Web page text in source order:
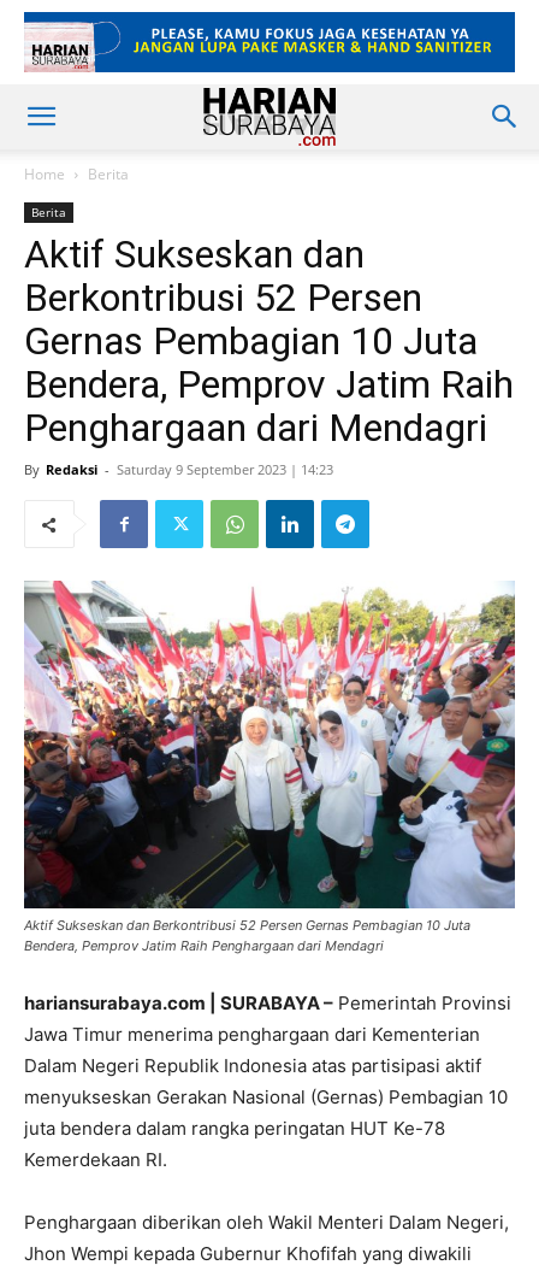
Home Berita
Berita
Aktif Sukseskan dan
Berkontribusi 52 Persen
Gernas Pembagian 10 Juta
Bendera, Pemprov Jatim Raih
Penghargaan dari Mendagri
By Redaksi - Saturday 9 September 2023 | 14:23
Aktif Sukseskan dan Berkontribusi 52 Persen Gernas Pembagian 10 Juta
Bendera, Pemprov Jatim Raih Penghargaan dari Mendagri
hariansurabaya.com | SURABAYA – Pemerintah Provinsi
Jawa Timur menerima penghargaan dari Kementerian
Dalam Negeri Republik Indonesia atas partisipasi aktif
menyukseskan Gerakan Nasional (Gernas) Pembagian 10
juta bendera dalam rangka peringatan HUT Ke-78
Kemerdekaan RI.
Penghargaan diberikan oleh Wakil Menteri Dalam Negeri,
Jhon Wempi kepada Gubernur Khofifah yang diwakili